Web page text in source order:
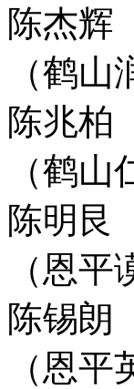
陈杰辉
（鹤
陈兆柏
（鹤
陈明艮
（恩
陈锡朗
（恩